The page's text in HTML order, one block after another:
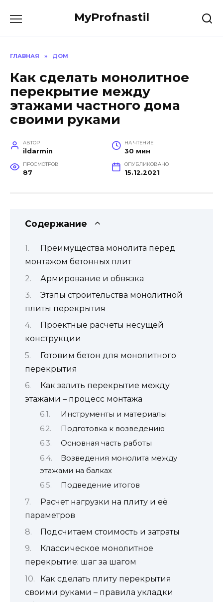
MyProfnastil
ГЛАВНАЯ » ДОМ
Как сделать монолитное
перекрытие между
этажами частного дома
своими руками
АВТОР
ildarmin
НА ЧТЕНИЕ
30 мин
ПРОСМОТРОВ
87
ОПУБЛИКОВАНО
15.12.2021
Содержание
Преимущества монолита перед
монтажом бетонных плит
Армирование и обвязка
Этапы строительства монолитной
плиты перекрытия
Проектные расчеты несущей
конструкции
Готовим бетон для монолитного
перекрытия
Как залить перекрытие между
этажами – процесс монтажа
Инструменты и материалы
Подготовка к возведению
Основная часть работы
Возведения монолита между
этажами на балках
Подведение итогов
Расчет нагрузки на плиту и её
параметров
Подсчитаем стоимость и затраты
Классическое монолитное
перекрытие: шаг за шагом
Как сделать плиту перекрытия
своими руками – правила укладки